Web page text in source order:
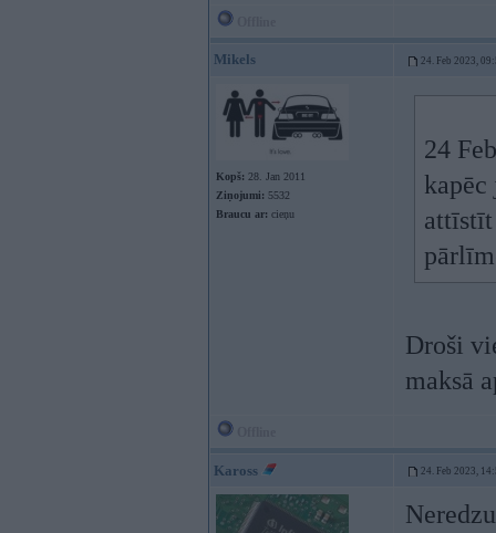
Mikels 24. Feb 2023,
Kopš: 28. Jan 2011
Ziņojumi: 5532
Braucu ar: cieņu
24
kapēc
attīstīt
Droši
maksā
Kaross 24. Feb 2023,